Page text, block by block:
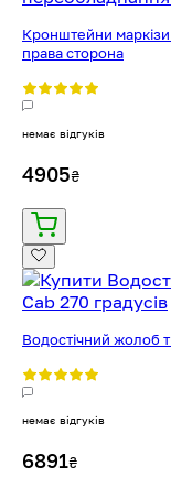
Кронштейни
права сторона
немає відгуків
4905₴
Водостічний жолоб
немає відгуків
6891₴